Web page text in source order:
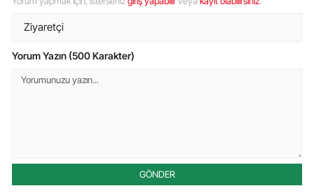
Yorum Yazın (500 Karakter)
GÖNDER